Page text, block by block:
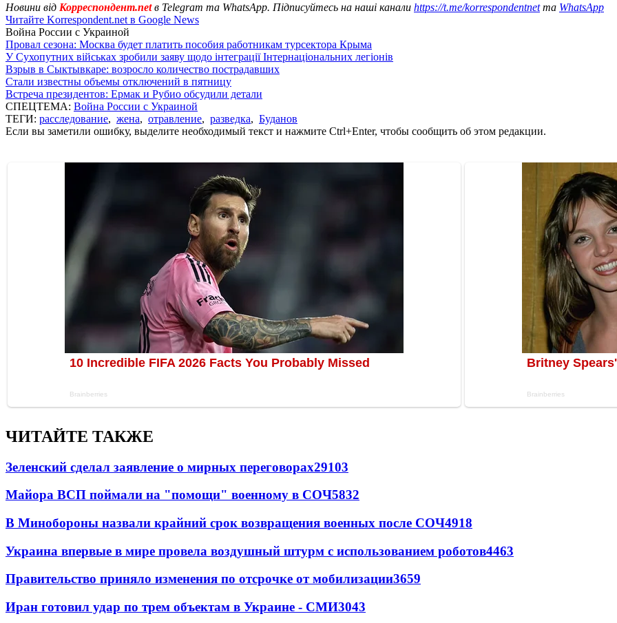
Новини від Корреспондент.netв Telegram та WhatsApp. Підписуйтесь на наші канали https://t.me/korrespondentnetта WhatsApp
Читайте Korrespondent.net в Google News
Война России с Украиной
Провал сезона: Москва будет платить пособия работникам турсектора Крыма
У Сухопутних військах зробили заяву щодо інтеграції Інтернаціональних легіонів
Взрыв в Сыктывкаре: возросло количество пострадавших
Стали известны объемы отключений в пятницу
Встреча президентов: Ермак и Рубио обсудили детали
СПЕЦТЕМА: Война России с Украиной
ТЕГИ: расследование, жена, отравление, разведка, Буданов
Если вы заметили ошибку, выделите необходимый текст и нажмите Ctrl+Enter, чтобы сообщить об этом редакции.
ЧИТАЙТЕ ТАКЖЕ
Зеленский сделал заявление о мирных переговорах29103
Майора ВСП поймали на "помощи" военному в СОЧ5832
В Минобороны назвали крайний срок возвращения военных после СОЧ4918
Украина впервые в мире провела воздушный штурм с использованием роботов4463
Правительство приняло изменения по отсрочке от мобилизации3659
Иран готовил удар по трем объектам в Украине - СМИ3043